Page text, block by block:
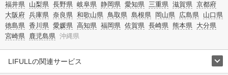
福井県 山梨県 長野県 岐阜県 静岡県 愛知県 三重県 滋賀県 京都府
大阪府 兵庫県 奈良県 和歌山県 鳥取県 島根県 岡山県 広島県 山口県
徳島県 香川県 愛媛県 高知県 福岡県 佐賀県 長崎県 熊本県 大分県
宮崎県 鹿児島県 沖縄県
LIFULLの関連サービス